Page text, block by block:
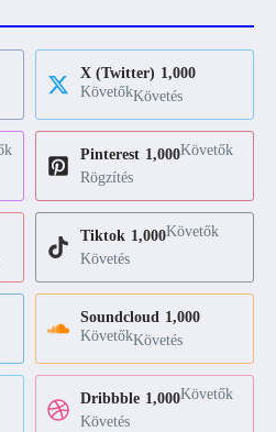
X (Twitter) 1,000
KövetőkKövetés
Pinterest 1,000Követők
Rögzítés
Tiktok 1,000Követők
Követés
Soundcloud 1,000
KövetőkKövetés
Dribbble 1,000Követők
Követés